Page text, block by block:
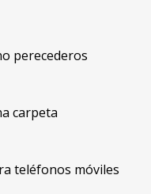
perecederos
carpeta
teléfonos móviles